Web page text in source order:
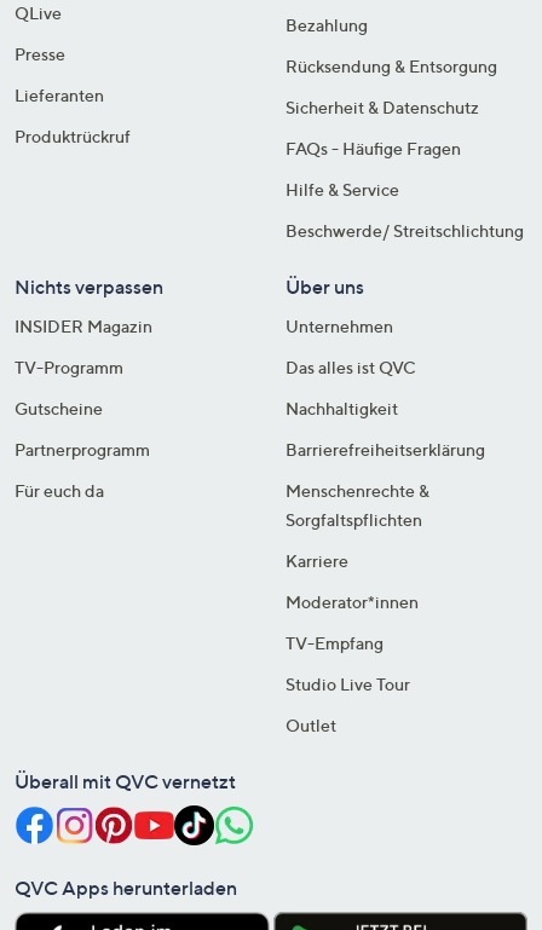
QLive
Presse
Lieferanten
Produktrückruf
Bezahlung
Rücksendung & Entsorgung
Sicherheit & Datenschutz
FAQs - Häufige Fragen
Hilfe & Service
Beschwerde/ Streitschlichtung
Nichts verpassen
INSIDER Magazin
TV-Programm
Gutscheine
Partnerprogramm
Für euch da
Über uns
Unternehmen
Das alles ist QVC
Nachhaltigkeit
Barrierefreiheitserklärung
Menschenrechte &
Sorgfaltspflichten
Karriere
Moderator*innen
TV-Empfang
Studio Live Tour
Outlet
Überall mit QVC vernetzt
QVC Apps herunterladen